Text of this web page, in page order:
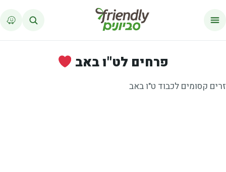
פרחים לט"ו באב
זרים קסומים לכבוד ט"ו באב